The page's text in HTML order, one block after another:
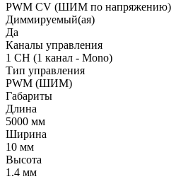
PWM СV (ШИМ по напряжению)
Диммируемый(ая)
Да
Каналы управления
1 CH (1 канал - Mono)
Тип управления
PWM (ШИМ)
Габариты
Длина
5000 мм
Ширина
10 мм
Высота
1.4 мм